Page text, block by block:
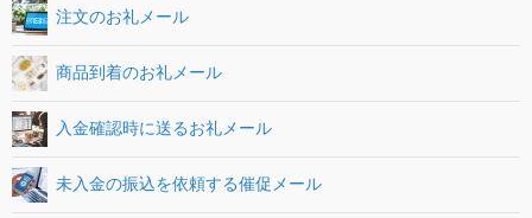
注文のお礼メール
商品到着のお礼メール
入金確認時に送るお礼メール
未入金の振込を依頼する催促メール